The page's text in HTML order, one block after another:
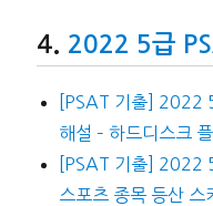
2022 5급
[PSAT 기출] 2022
해설 – 하드디스크
[PSAT 기출] 2022
스포츠 종목 등산 스